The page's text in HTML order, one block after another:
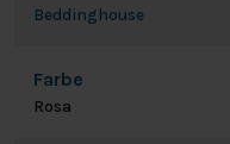
Beddinghouse
Farbe
Rosa